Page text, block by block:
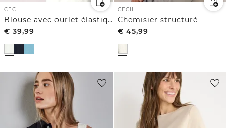
CECIL
Blouse avec ourlet élastique
€ 39,99
CECIL
Chemisier structuré
€ 45,99